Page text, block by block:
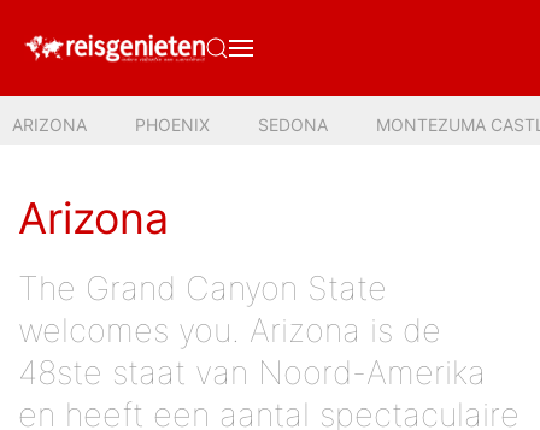
ARIZONA PHOENIX SEDONA MONTEZUMA
Arizona
The Grand Canyon State
welcomes you. Arizona is de
48ste staat van Noord-Amerika
en heeft een aantal spectaculaire